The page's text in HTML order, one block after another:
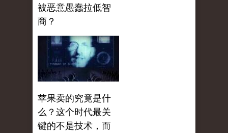
被恶意愚蠢拉低智
商？
苹果卖的究竟是什
么？这个时代最关
键的不是技术，而